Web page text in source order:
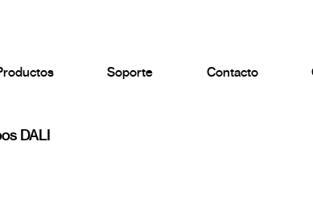
Soporte Contacto
DALI